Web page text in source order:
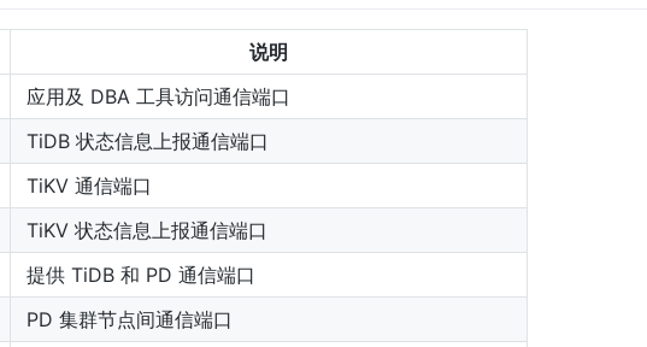
说明
应用及 DBA 工具访问通信端口
TiDB 状态信息上报通信端口
TiKV 通信端口
TiKV 状态信息上报通信端口
提供 TiDB 和 PD 通信端口
PD 集群节点间通信端口